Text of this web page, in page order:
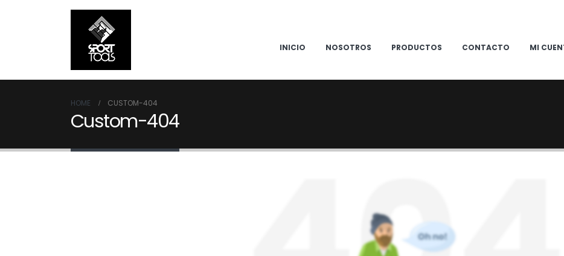
INICIO NOSOTROS PRODUCTOS CONTACTO MI
HOME CUSTOM-404
Custom-404